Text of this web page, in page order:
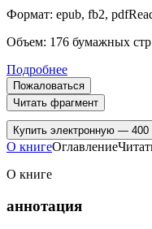
Формат: epub, fb2,
Объем: 176 бумажных
Подробнее
Пожаловаться
Читать фрагмент
Купить электронную — 400
О книгеОглавление
О книге
аннотация